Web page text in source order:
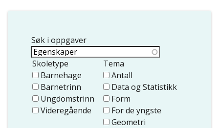
Søk i oppgaver
Skoletype
Barnehage
Barnetrinn
Ungdomstrinn
Videregående
Tema
Antall
Data og Statistikk
Form
For de yngste
Geometri